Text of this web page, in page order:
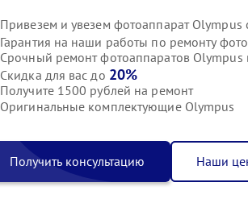
Привезем и увезем фотоаппарат Olympus
Гарантия на наши работы по ремонту
Срочный ремонт фотоаппаратов Olympus
Скидка для вас до 20%
Получите 1500 рублей на ремонт
Оригинальные комплектующие Olympus
Получить консультацию Наши